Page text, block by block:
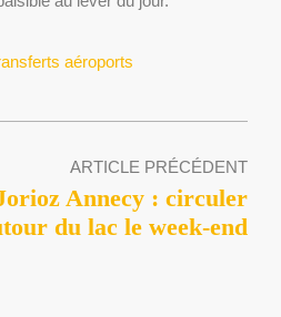
aéroports
ARTICLE PRÉCÉDENT
Annecy : circuler
du lac le week-end